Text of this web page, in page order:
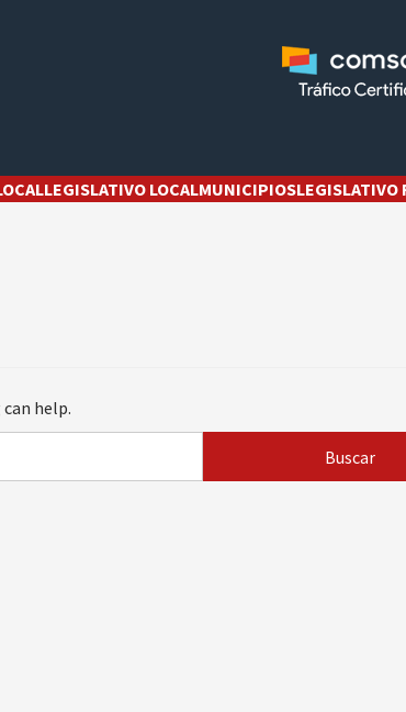
LEGISLATIVO LOCALMUNICIPIOSLEGISLATIVO
help.